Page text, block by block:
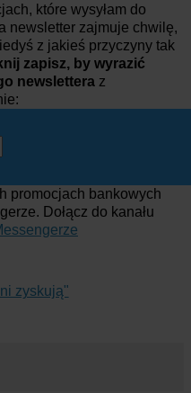
które wysyłam do
newsletter zajmuje chwilę,
z jakieś przyczyny tak
zapisz, by wyrazić
newslettera z
promocjach bankowych
Dołącz do kanału
zyskują"